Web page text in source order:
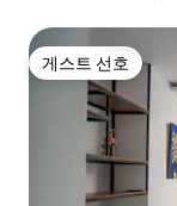
게스트 선호
게스트 선호